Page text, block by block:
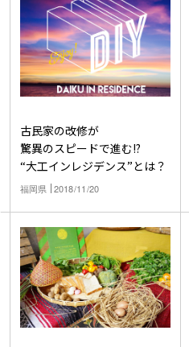
古民家の改修が
驚異のスピードで進む!?
“大工インレジデンス”とは？
福岡県 2018/11/20